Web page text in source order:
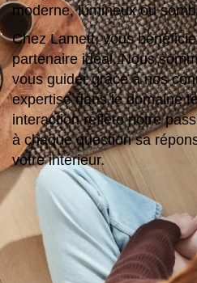
moderne, lumineux ou
Chez Lamett, vous
partenaire idéal. Nous
vous guider grâce à nos
expertise dans le domaine
interaction reflète notre
à chaque question sa
votre intérieur.